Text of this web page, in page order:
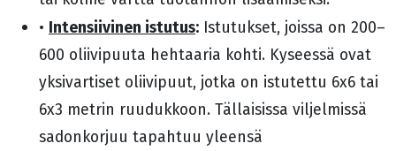
• Intensiivinen istutus: Istutukset, joissa on 200–
600 oliivipuuta hehtaaria kohti. Kyseessä ovat
yksivartiset oliivipuut, jotka on istutettu 6x6 tai
6x3 metrin ruudukkoon. Tällaisissa viljelmissä
sadonkorjuu tapahtuu yleensä